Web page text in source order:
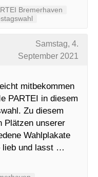
Bremerhaven
Samstag, 4.
September 2021
mitbekommen
PARTEI in diesem
Zu diesem
Plätzen unserer
Wahlplakate
lieb und lasst …